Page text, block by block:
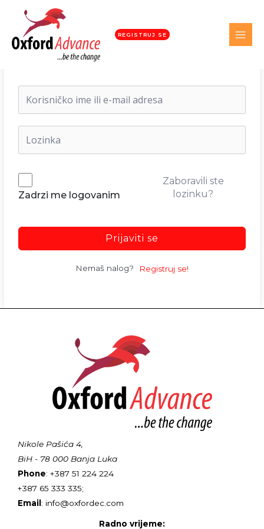
REGISTRUJ SE
Dobrodošli nazad!
Zadrzi me logovanim
Zaboravili ste
lozinku?
Prijaviti se
Nemaš nalog? Registruj se!
Nikole Pašića 4,
BiH - 78 000 Banja Luka
Phone: +387 51 224 224
+387 65 333 335;
Email: info@oxfordec.com
Radno vrijeme: